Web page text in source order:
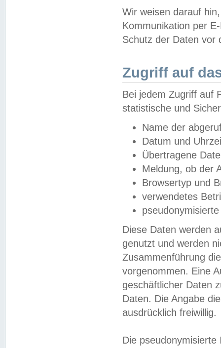
Wir weisen darauf
Kommunikation per
Schutz der Daten vor
Zugriff auf
Bei jedem Zugriff auf
statistische und
Name der
Datum und
Übertragene
Meldung, ob der
Browsertyp und
verwendetes
Diese Daten werden
genutzt und werden
Zusammenführung
vorgenommen. Eine
geschäftlicher Daten
Daten. Die Angabe
ausdrücklich freiwillig.
Die